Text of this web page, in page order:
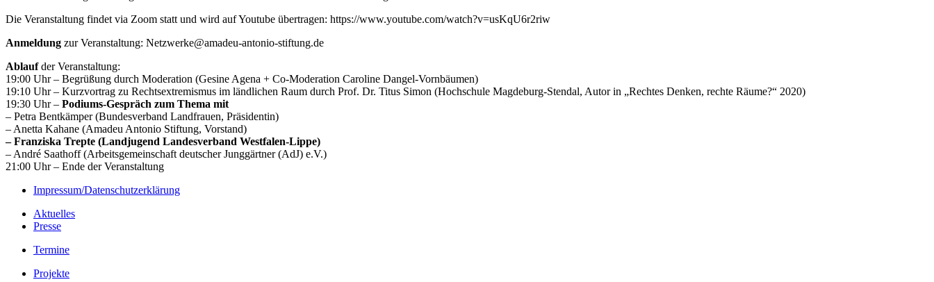
Die Veranstaltung findet via Zoom statt und wird auf Youtube übertragen: https://www.youtube.com/watch?v=usKqU6r2riw
Anmeldung zur Veranstaltung: Netzwerke@amadeu-antonio-stiftung.de
Ablaufder Veranstaltung:
19:00 Uhr – Begrüßung durch Moderation (Gesine Agena + Co-Moderation Caroline Dangel-Vornbäumen)
19:10 Uhr – Kurzvortrag zu Rechtsextremismus im ländlichen Raum durch Prof. Dr. Titus Simon (Hochschule Magdeburg-Stendal, Autor in „Rechtes Denken, rechte Räume?“ 2020)
19:30 Uhr – Podiums-Gespräch zum Thema mit
– Petra Bentkämper (Bundesverband Landfrauen, Präsidentin)
– Anetta Kahane (Amadeu Antonio Stiftung, Vorstand)
– Franziska Trepte (Landjugend Landesverband Westfalen-Lippe)
– André Saathoff (Arbeitsgemeinschaft deutscher Junggärtner (AdJ) e.V.)
21:00 Uhr – Ende der Veranstaltung
Impressum/Datenschutzerklärung
Aktuelles
Presse
Termine
Projekte